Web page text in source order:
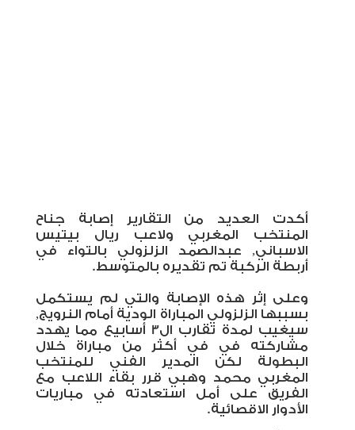
أكدت العديد من التقارير إصابة جناح
المنتخب المغربي ولاعب ريال بيتيس
الاسباني, عبدالصمد الزلزولي بالتواء في
أربطة الركبة تم تقديره بالمتوسط.
وعلى إثر هذه الإصابة والتي لم يستكمل
بسببها الزلزولي المباراة الودية أمام النرويج,
سيغيب لمدة تقارب ال3 أسابيع مما يهدد
مشاركته في في أكثر من مباراة خلال
البطولة لكن المدير الفني للمنتخب
المغربي محمد وهبي قرر بقاء اللاعب مع
الفريق على أمل استعادته في مباريات
الأدوار الاقصائية.